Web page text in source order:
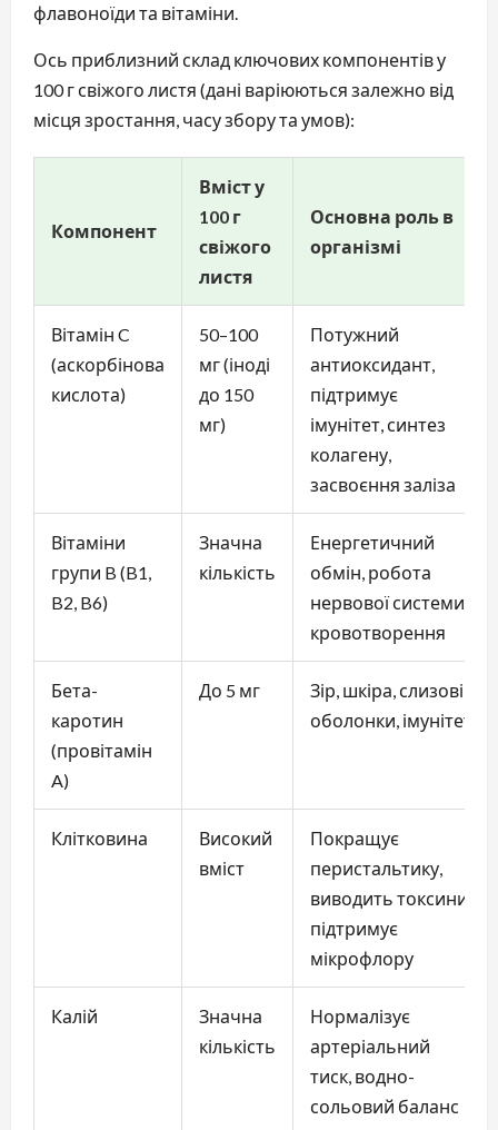
флавоноїди та вітаміни.
Ось приблизний склад ключових компонентів у
100 г свіжого листя (дані варіюються залежно від
місця зростання, часу збору та умов):
Компонент
Вміст у
100 г
свіжого
листя
Основна роль в
організмі
Вітамін C
(аскорбінова
кислота)
50–100
мг (іноді
до 150
мг)
Потужний
антиоксидант,
підтримує
імунітет, синтез
колагену,
засвоєння заліза
Вітаміни
групи B (B1,
B2, B6)
Значна
кількість
Енергетичний
обмін, робота
нервової системи,
кровотворення
Бета-
каротин
(провітамін
A)
До 5 мг
Зір, шкіра, слизові
оболонки, імунітет
Клітковина
Високий
вміст
Покращує
перистальтику,
виводить токсини,
підтримує
мікрофлору
Калій
Значна
кількість
Нормалізує
артеріальний
тиск, водно-
сольовий баланс